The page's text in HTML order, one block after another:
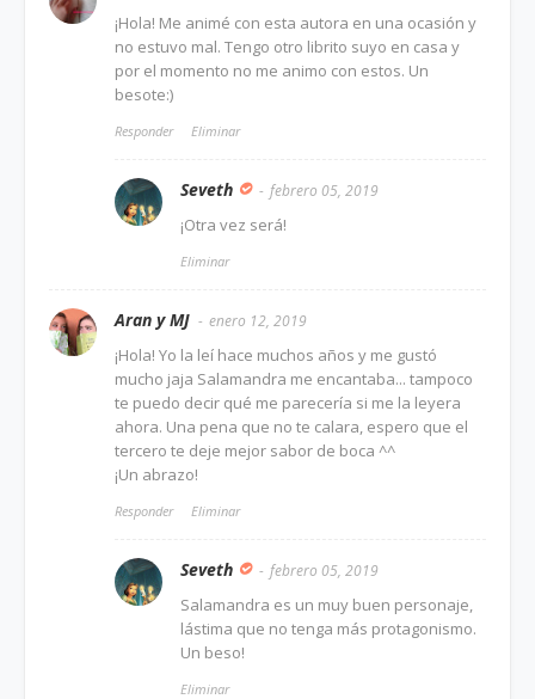
¡Hola! Me animé con esta autora en una ocasión y
no estuvo mal. Tengo otro librito suyo en casa y
por el momento no me animo con estos. Un
besote:)
Responder Eliminar
Seveth febrero 05, 2019
¡Otra vez será!
Eliminar
Aran y MJ enero 12, 2019
¡Hola! Yo la leí hace muchos años y me gustó
mucho jaja Salamandra me encantaba... tampoco
te puedo decir qué me parecería si me la leyera
ahora. Una pena que no te calara, espero que el
tercero te deje mejor sabor de boca ^^
¡Un abrazo!
Responder Eliminar
Seveth febrero 05, 2019
Salamandra es un muy buen personaje,
lástima que no tenga más protagonismo.
Un beso!
Eliminar